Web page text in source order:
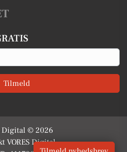
Tilmeld
Digital © 2026
VORES Digital